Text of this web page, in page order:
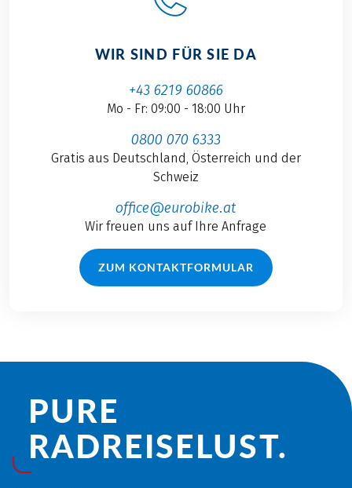
WIR SIND FÜR SIE DA
+43 6219 60866
Mo - Fr: 09:00 - 18:00 Uhr
0800 070 6333
Gratis aus Deutschland, Österreich und der
Schweiz
office@eurobike.at
Wir freuen uns auf Ihre Anfrage
ZUM KONTAKTFORMULAR
PURE
RADREISE­LUST.